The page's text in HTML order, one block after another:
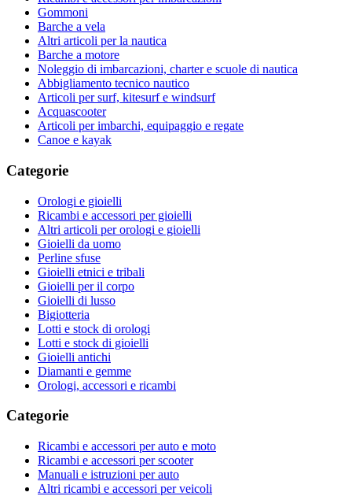
Gommoni
Barche a vela
Altri articoli per la nautica
Barche a motore
Noleggio di imbarcazioni, charter e scuole di nautica
Abbigliamento tecnico nautico
Articoli per surf, kitesurf e windsurf
Acquascooter
Articoli per imbarchi, equipaggio e regate
Canoe e kayak
Categorie
Orologi e gioielli
Ricambi e accessori per gioielli
Altri articoli per orologi e gioielli
Gioielli da uomo
Perline sfuse
Gioielli etnici e tribali
Gioielli per il corpo
Gioielli di lusso
Bigiotteria
Lotti e stock di orologi
Lotti e stock di gioielli
Gioielli antichi
Diamanti e gemme
Orologi, accessori e ricambi
Categorie
Ricambi e accessori per auto e moto
Ricambi e accessori per scooter
Manuali e istruzioni per auto
Altri ricambi e accessori per veicoli